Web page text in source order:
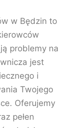
w Będzin to
problemy na
jest
i
Twojego
Oferujemy
pełen